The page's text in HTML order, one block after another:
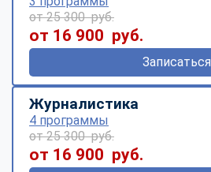
от 25 300 руб.
от 16 900 руб.
Записаться
Журналистика
4 программы
от 25 300 руб.
от 16 900 руб.